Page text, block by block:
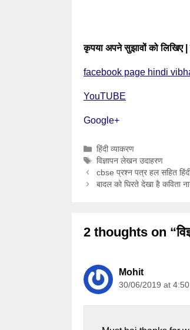
कृपया अपने सुझावों को लिखिए |
facebook page hindi
YouTUBE
Google+
Categories
हिंदी व्याकरण
Tags
विज्ञापन लेखन उदाहरण
cbse प्रश्न पत्र हल सहित हिंदी
बादल को घिरते देखा है कविता
2 thoughts on
Mohit
30/06/2019 at